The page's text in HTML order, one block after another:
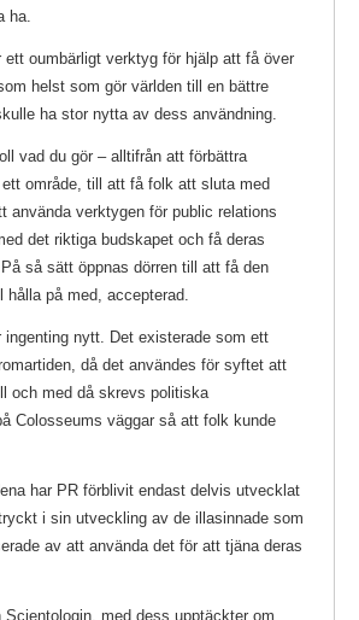
ha.
ett oumbärligt verktyg för hjälp att få över
helst som gör världen till en bättre
ha stor nytta av dess användning.
vad du gör – alltifrån att förbättra
område, till att få folk att sluta med
använda verktygen för public relations
det riktiga budskapet och få deras
så sätt öppnas dörren till att få den
hålla på med, accepterad.
ingenting nytt. Det existerade som ett
då det användes för syftet att
och med då skrevs politiska
Colosseums väggar så att folk kunde
har PR förblivit endast delvis utvecklat
i sin utveckling av de illasinnade som
av att använda det för att tjäna deras
Scientologin, med dess upptäckter om